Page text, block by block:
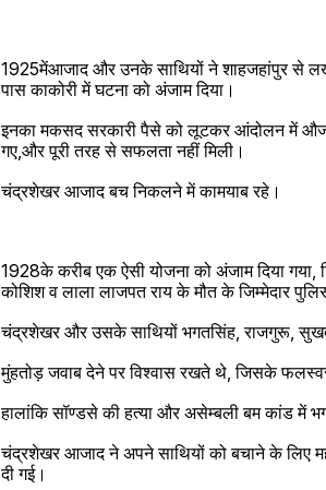
1925मेंआजाद और उनके साथियों ने शाहजहांपुर से
पास काकोरी में घटना को अंजाम दिया।
इनका मकसद सरकारी पैसे को लूटकर आंदोलन में औजार आदि
ग‌ए,और पूरी तरह से सफलता नहीं मिली।
चंद्रशेखर आजाद बच निकलने में कामयाब रहे।
1928के करीब एक ऐसी योजना को अंजाम दिया गया,
कोशिश व लाला लाजपत राय के मौत के जिम्मेदार
चंद्रशेखर और उसके साथियों भगतसिंह, राजगुरू,
मुंहतोड़ जवाब देने पर विश्वास रखते थे, जिसके
चंद्रशेखर आजाद ने अपने साथियों को बचाने के लिए
दी गई।